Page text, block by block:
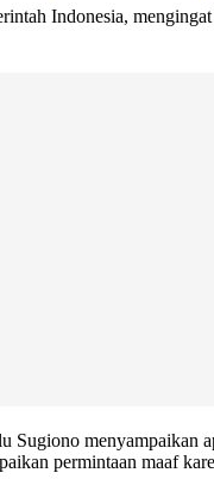
Indonesia,
menyampaikan
permintaan maaf